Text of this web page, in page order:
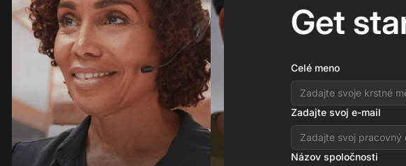
Get
Celé meno
Zadajte svoj e-mail
Názov spoločnosti